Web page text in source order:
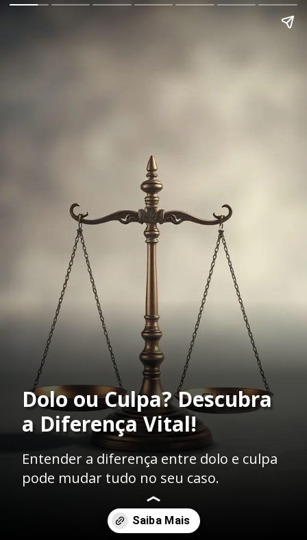
Dolo ou Culpa? Descubra
a Diferença Vital!
Entender a diferença entre dolo e culpa
pode mudar tudo no seu caso.